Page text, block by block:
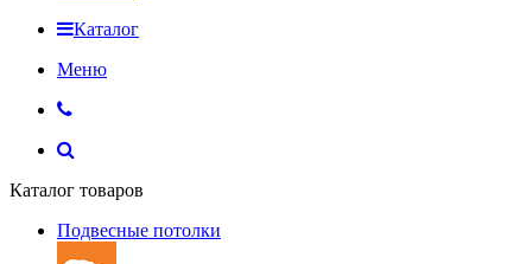
Каталог
Меню
Каталог товаров
Подвесные потолки